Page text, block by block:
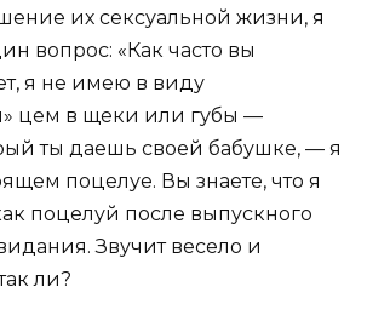
их сексуальной жизни, я
вопрос: «Как часто вы
я не имею в виду
цем в щеки или губы —
ты даешь своей бабушке, — я
поцелуе. Вы знаете, что я
поцелуй после выпускного
Звучит весело и
ли?